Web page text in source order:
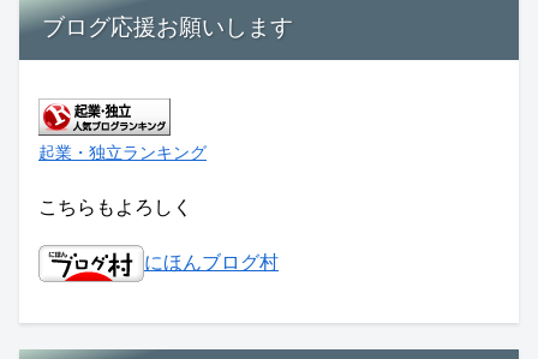
ブログ応援お願いします
起業・独立ランキング
こちらもよろしく
にほんブログ村